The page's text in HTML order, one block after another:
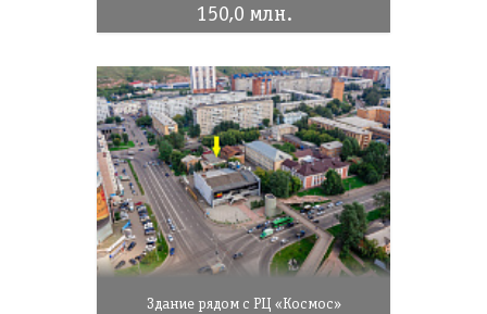
150,0 млн.
Здание рядом с РЦ «Космос»